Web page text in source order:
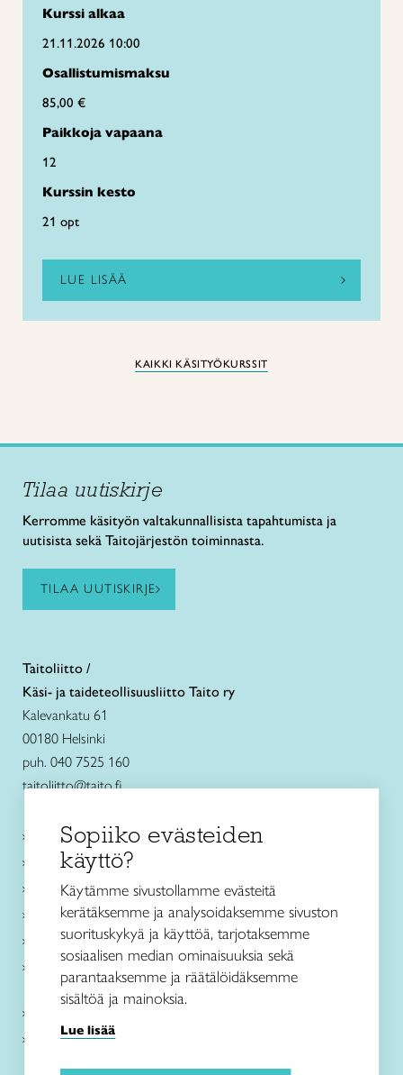
Kurssi alkaa
21.11.2026 10:00
Osallistumismaksu
85,00 €
Paikkoja vapaana
12
Kurssin kesto
21 opt
LUE LISÄÄ
KAIKKI KÄSITYÖKURSSIT
Tilaa uutiskirje
Kerromme käsityön valtakunnallisista tapahtumista ja
uutisista sekä Taitojärjestön toiminnasta.
TILAA UUTISKIRJE
Taitoliitto /
Käsi- ja taideteollisuusliitto Taito ry
Kalevankatu 61
00180 Helsinki
puh. 040 7525 160
taitoliitto@taito.fi
Käsityökurssit ja koulutus
Ajankohtaista
Käsityöohjeet
Me olemme Taito
Paikallinen toiminta
Verkkokaupat
Kirjaudu Arviin
Kirjaudu Taitocampukseen
Sopiiko evästeiden
käyttö?
Käytämme sivustollamme evästeitä
kerätäksemme ja analysoidaksemme sivuston
suorituskykyä ja käyttöä, tarjotaksemme
sosiaalisen median ominaisuuksia sekä
parantaaksemme ja räätälöidäksemme
sisältöä ja mainoksia.
Lue lisää